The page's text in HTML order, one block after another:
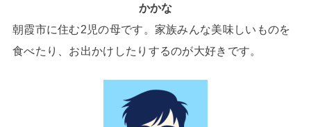
かかな
朝霞市に住む2児の母です。家族みんな美味しいものを
食べたり、お出かけしたりするのが大好きです。